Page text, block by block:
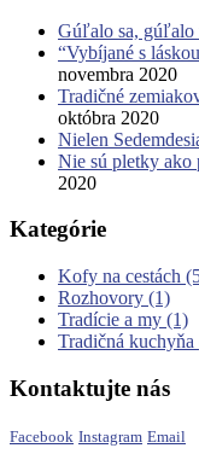
Gúľalo sa,
“Vybíjané s
novembra 2020
Tradičné
októbra 2020
Nielen
Nie sú pletky
2020
Kategórie
Kofy na cestách
Rozhovory (1)
Tradície a my (1)
Tradičná kuchyňa
Kontaktujte nás
Facebook Instagram Email